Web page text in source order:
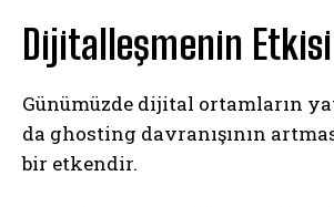
Dijitalleşmenin Etkisi
Günümüzde dijital ortamların
da ghosting davranışının
bir etkendir.